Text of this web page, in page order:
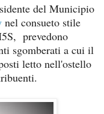
del Municipio
nel consueto stile
prevedono
sgomberati a cui il
letto nell'ostello